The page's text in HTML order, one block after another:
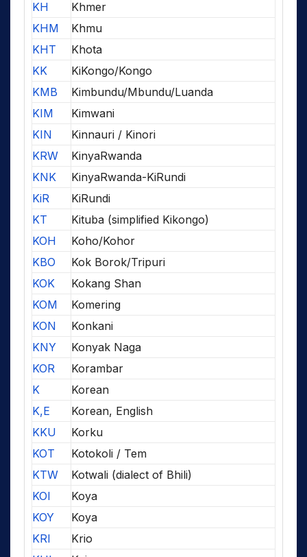
KH
Khmer
KHM
Khmu
KHT
Khota
KK
KiKongo/Kongo
KMB
Kimbundu/Mbundu/Luanda
KIM
Kimwani
KIN
Kinnauri / Kinori
KRW
KinyaRwanda
KNK
KinyaRwanda-KiRundi
KiR
KiRundi
KT
Kituba (simplified Kikongo)
KOH
Koho/Kohor
KBO
Kok Borok/Tripuri
KOK
Kokang Shan
KOM
Komering
KON
Konkani
KNY
Konyak Naga
KOR
Korambar
K
Korean
K,E
Korean, English
KKU
Korku
KOT
Kotokoli / Tem
KTW
Kotwali (dialect of Bhili)
KOI
Koya
KOY
Koya
KRI
Krio